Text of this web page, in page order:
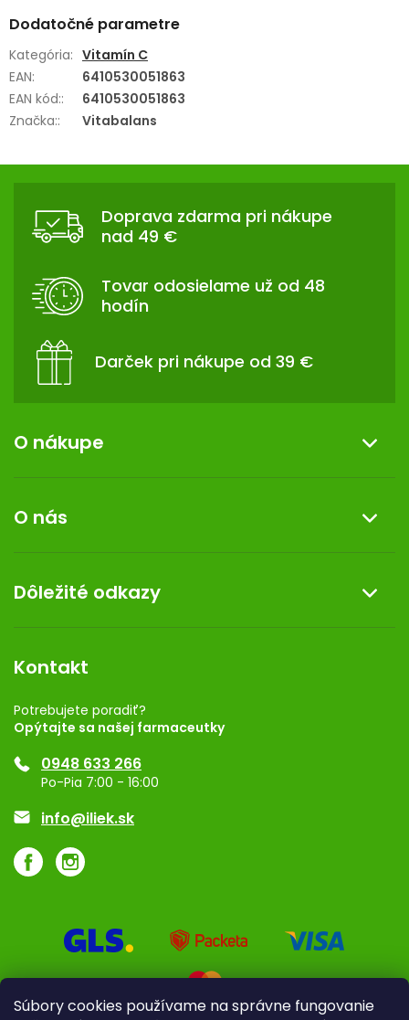
Súbory cookies používame na správne fungovanie
Dodatočné parametre
Kategória: Vitamín C
EAN:
6410530051863
EAN kód::
6410530051863
Značka:: Vitabalans
Z
Doprava zdarma pri nákupe
nad 49 €
Tovar odosielame už od 48
hodín
Darček pri nákupe od 39 €
O nákupe
Reklamácia a vrátenie tovaru
Doprava a platba
Darček k nákupu
O nás
Kontakt
Dermocentrum
Dôležité odkazy
Rozhodnutie na prevádzku
Registrácia
Ponuka pre firmy
Značky
Kontakt
Potrebujete poradiť?
Opýtajte sa našej farmaceutky
0948 633 266
Po-Pia 7:00 - 16:00
info@iliek.sk